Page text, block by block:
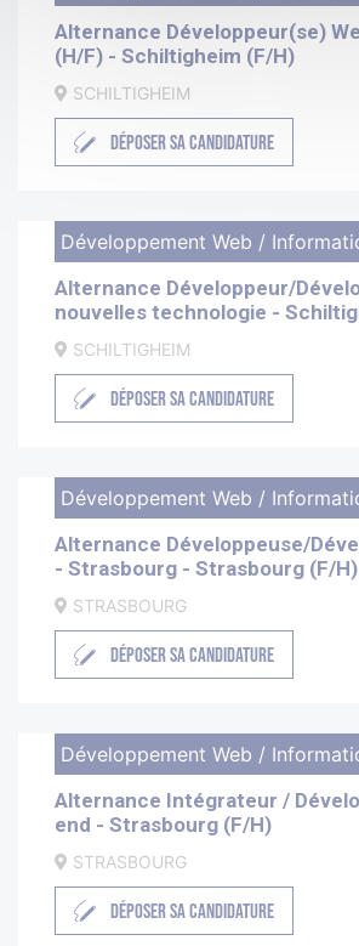
Alternance Développeur(se)
(H/F) - Schiltigheim (F/H)
SCHILTIGHEIM
DÉPOSER SA CANDIDATURE
Développement Web /
Alternance Développeur/
nouvelles technologie -
SCHILTIGHEIM
DÉPOSER SA CANDIDATURE
Développement Web /
Alternance Développeuse/
- Strasbourg - Strasbourg (F/H)
STRASBOURG
DÉPOSER SA CANDIDATURE
Développement Web /
Alternance Intégrateur /
end - Strasbourg (F/H)
STRASBOURG
DÉPOSER SA CANDIDATURE